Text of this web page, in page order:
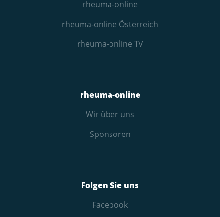
rheuma-online
rheuma-online Österreich
rheuma-online TV
rheuma-online
Wir über uns
Sponsoren
Folgen Sie uns
Facebook